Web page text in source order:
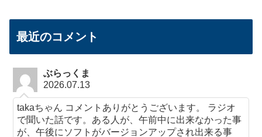
最近のコメント
ぶらっくま
2026.07.13
takaちゃん コメントありがとうございます。 ラジオ
で聞いた話です。ある人が、午前中に出来なかった事
が、午後にソフトがバージョンアップされ出来る事